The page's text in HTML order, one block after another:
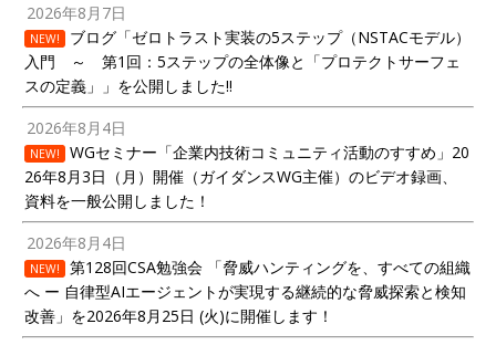
2026年8月7日
NEW!
ブログ「ゼロトラスト実装の5ステップ（NSTACモデル）
入門 ～ 第1回：5ステップの全体像と「プロテクトサーフェ
スの定義」」を公開しました!!
2026年8月4日
NEW!
WGセミナー「企業内技術コミュニティ活動のすすめ」20
26年8月3日（月）開催（ガイダンスWG主催）のビデオ録画、
資料を一般公開しました！
2026年8月4日
NEW!
第128回CSA勉強会 「脅威ハンティングを、すべての組織
へ ー 自律型AIエージェントが実現する継続的な脅威探索と検知
改善」を2026年8月25日 (火)に開催します！